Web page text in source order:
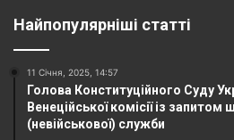
Найпопулярніші статті
11 Січня, 2025, 14:57
Голова Конституційного Суду
Венеційської комісії із
(невійськової) служби